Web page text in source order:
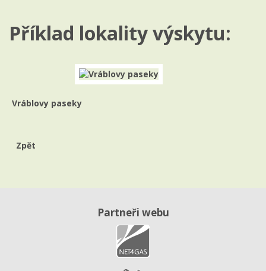
Příklad lokality výskytu:
Vráblovy paseky
Zpět
Partneři webu